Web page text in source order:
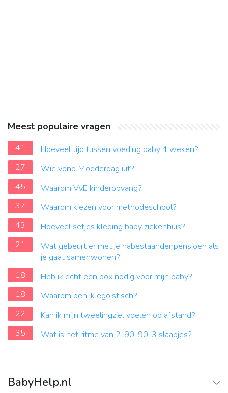
Meest populaire vragen
41
Hoeveel tijd tussen voeding baby 4 weken?
27
Wie vond Moederdag uit?
45
Waarom VvE kinderopvang?
37
Waarom kiezen voor methodeschool?
43
Hoeveel setjes kleding baby ziekenhuis?
21
Wat gebeurt er met je nabestaandenpensioen als
je gaat samenwonen?
18
Heb ik echt een box nodig voor mijn baby?
18
Waarom ben ik egoïstisch?
22
Kan ik mijn tweelingziel voelen op afstand?
35
Wat is het ritme van 2-90-90-3 slaapjes?
BabyHelp.nl